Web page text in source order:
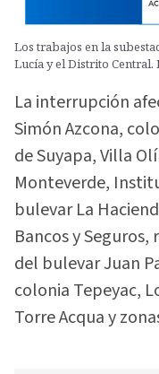
Los trabajos en la
Lucía y el Distrito Central.
La interrupción
Simón Azcona,
de Suyapa, Villa
Monteverde,
bulevar La
Bancos y
del bulevar Juan
colonia Tepeyac,
Torre Acqua y